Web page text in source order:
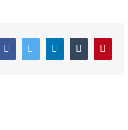
FacebookTwitter LinkedInTumblr